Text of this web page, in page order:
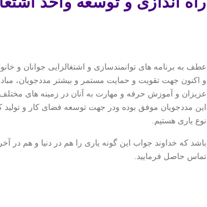
عطف به برنامه های توانمندسازی و اشتغالزایی جوانان و
و اکنون جهت تقویت و حمایت مستمر و بیشتر مددجویان،
عزیزان و آموزش حرفه و مهارت به آنان در زمینه های مختلف
این مددجویان موفق بوده ودر جهت توسعه فضای کار و تولید
نوع یاری هستیم.
باشد که خداوند جواب این گونه یاری را هم در دنیا و هم در
تماس حاصل فرمایید.